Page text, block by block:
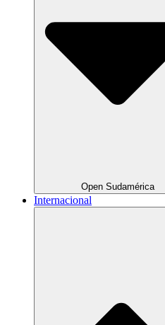
Open Sudamérica
Internacional